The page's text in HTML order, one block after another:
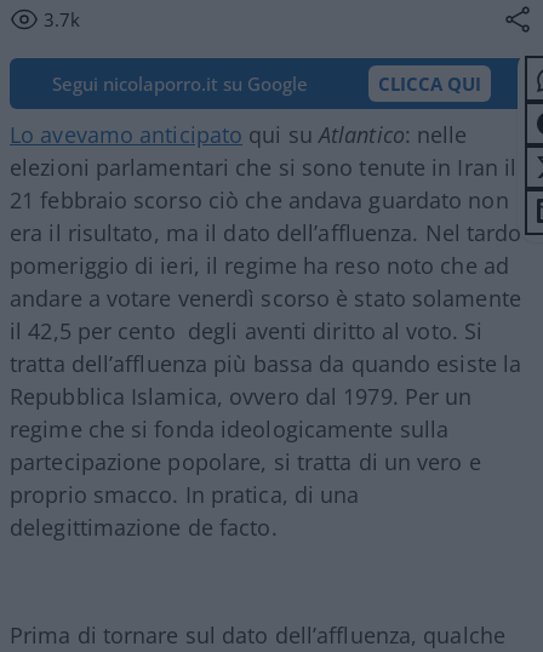
3.7k
Segui nicolaporro.it su Google CLICCA QUI
Lo avevamo anticipato qui su Atlantico: nelle
elezioni parlamentari che si sono tenute in Iran il
21 febbraio scorso ciò che andava guardato non
era il risultato, ma il dato dell’affluenza. Nel tardo
pomeriggio di ieri, il regime ha reso noto che ad
andare a votare venerdì scorso è stato solamente
il 42,5 per cento degli aventi diritto al voto. Si
tratta dell’affluenza più bassa da quando esiste la
Repubblica Islamica, ovvero dal 1979. Per un
regime che si fonda ideologicamente sulla
partecipazione popolare, si tratta di un vero e
proprio smacco. In pratica, di una
delegittimazione de facto.
Prima di tornare sul dato dell’affluenza, qualche